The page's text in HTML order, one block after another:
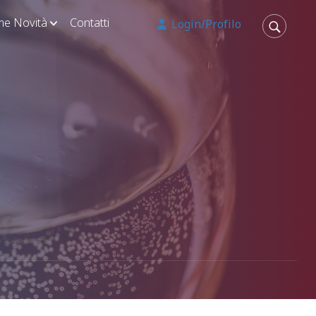
Novità Contatti Login/Profilo